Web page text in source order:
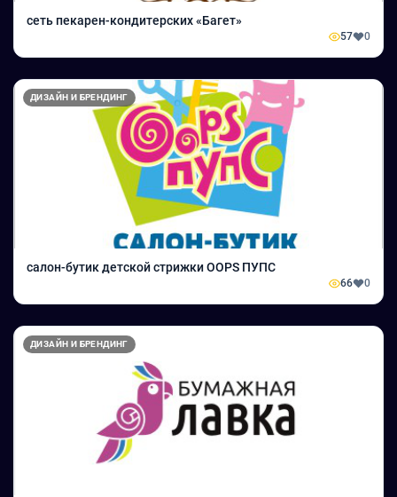
сеть пекарен-кондитерских «Багет»
57 0
ДИЗАЙН И БРЕНДИНГ
салон-бутик детской стрижки OOPS ПУПС
66 0
ДИЗАЙН И БРЕНДИНГ